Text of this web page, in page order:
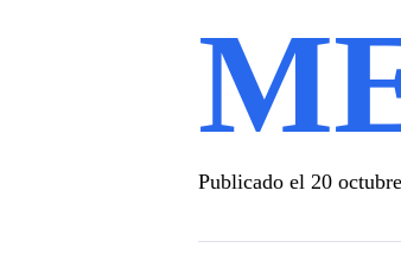
Publicado el 20